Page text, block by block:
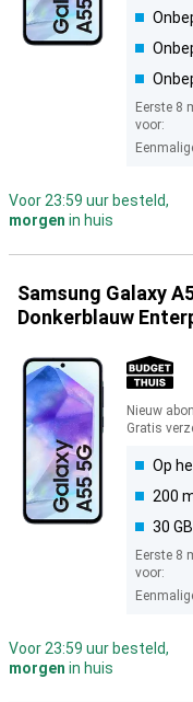
Eerste 8
voor:
Voor 23:59 uur besteld,
morgen in huis
Samsung Galaxy
Donkerblauw
Nieuw
Gratis
Op
200
30
Eerste 8
voor:
Voor 23:59 uur besteld,
morgen in huis